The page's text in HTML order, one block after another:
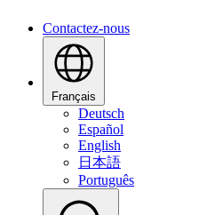
Contactez-nous
Français
Deutsch
Español
English
日本語
Português